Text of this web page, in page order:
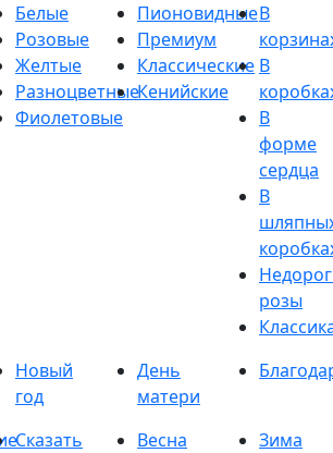
Белые
Розовые
Желтые
Разноцветные
Фиолетовые
Пионовидные
Премиум
Классические
Кенийские
В
В
В
форме
сердца
В
розы
Новый
год
День
матери
Сказать
Весна Зима